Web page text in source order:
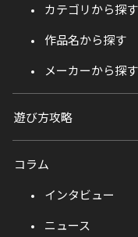
カテゴリから探す
作品名から探す
メーカーから探す
遊び方攻略
コラム
インタビュー
ニュース